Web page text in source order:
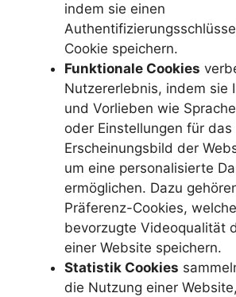
indem sie einen
Cookie speichern.
Funktionale Cookies
Nutzererlebnis, indem sie
und Vorlieben wie
oder Einstellungen für das
Erscheinungsbild der
um eine personalisierte
ermöglichen. Dazu
Präferenz-Cookies,
bevorzugte Videoqualität
einer Website speichern.
Statistik Cookies
die Nutzung einer